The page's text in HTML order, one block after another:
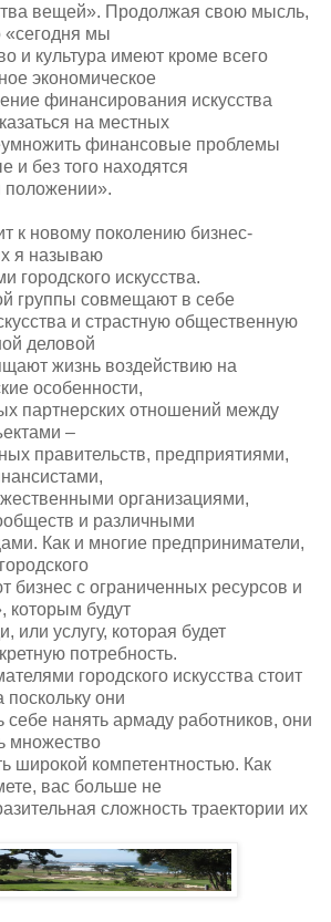
вещей». Продолжая свою мысль,
«сегодня мы
и культура имеют кроме всего
экономическое
финансирования искусства
на местных
финансовые проблемы
и без того находятся
положении».
к новому поколению бизнес-
я называю
городского искусства.
группы совмещают в себе
и страстную общественную
деловой
жизнь воздействию на
особенности,
партнерских отношений между
–
правительств, предприятиями,
организациями,
и различными
Как и многие предприниматели,
бизнес с ограниченных ресурсов и
которым будут
или услугу, которая будет
потребность.
городского искусства стоит
поскольку они
себе нанять армаду работников, они
множество
широкой компетентностью. Как
вас больше не
сложность траектории их